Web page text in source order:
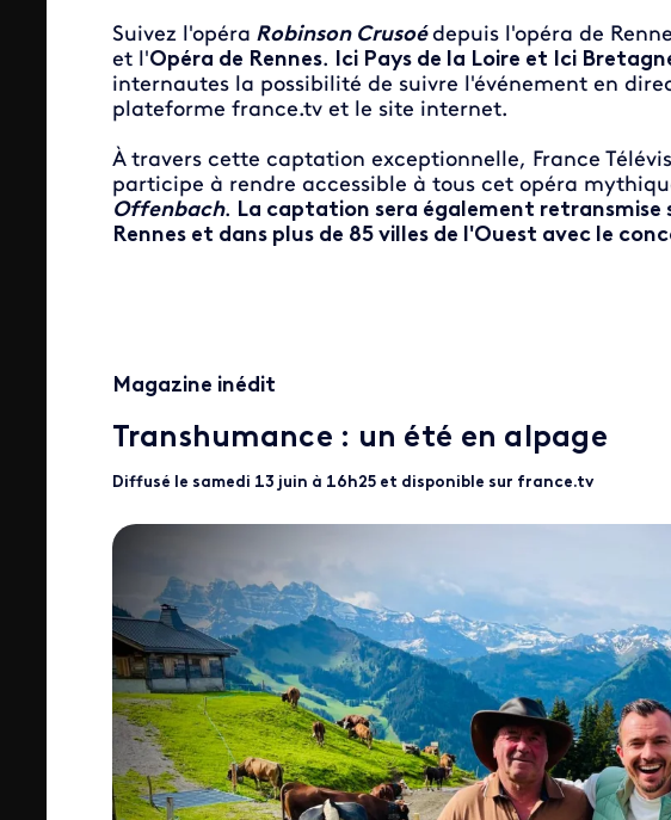
Suivez l'opéra Robinson Crusoé depuis l'opéra de
et l'Opéra de Rennes. Ici Pays de la Loire et Ici
internautes la possibilité de suivre l'événement en
plateforme france.tv et le site internet.
À travers cette captation exceptionnelle, France
participe à rendre accessible à tous cet opéra
Offenbach. La captation sera également retransmise
Rennes et dans plus de 85 villes de l'Ouest avec le
Magazine inédit
Transhumance : un été en alpage
Diffusé le samedi 13 juin à 16h25 et disponible sur france.tv